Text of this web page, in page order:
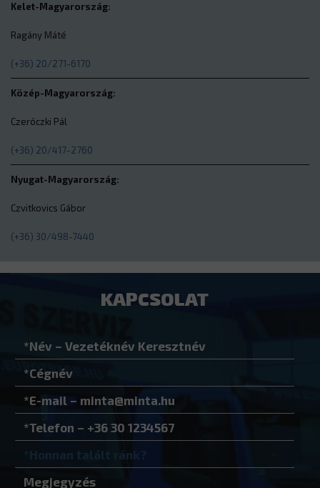
Kelet-Magyarország:
Ragány Máté
(+36) 20/271-6170
Közép-Magyarország:
Czeróczki Pál
(+36) 20/417-2760
Nyugat-Magyarország:
Czvitkovics Gábor
(+36) 30/498-7440
KAPCSOLAT